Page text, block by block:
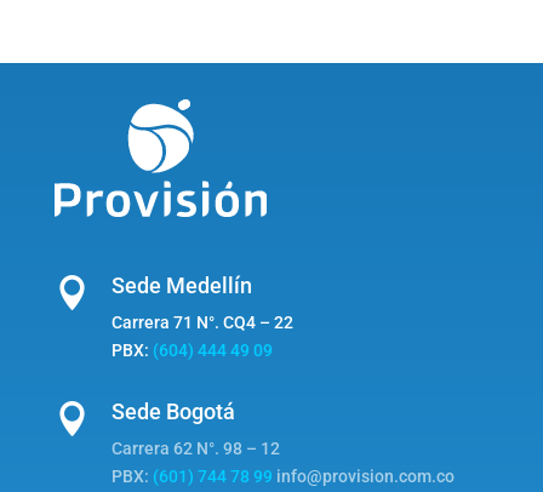
 Sede Medellín
Carrera 71 N°. CQ4 – 22
PBX: (604) 444 49 09
 Sede Bogotá
Carrera 62 N°. 98 – 12
PBX: (601) 744 78 99 info@provision.com.co